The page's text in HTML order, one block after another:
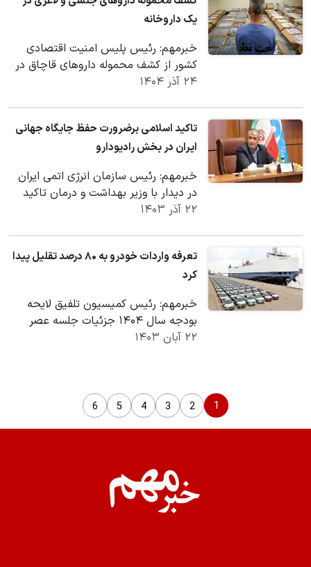
یک داروخانه
خبرمهم: رئیس پلیس امنیت اقتصادی
کشور از کشف محموله داروهای قاچاق در
یک داروخانه و دستگیری یک نفر در این
۲۴ آذر ۱۴۰۴
تاکید اسلامی برضرورت حفظ جایگاه جهانی
ایران در بخش رادیودارو
خبرمهم: رئیس سازمان انرژی اتمی ایران
در دیدار با وزیر بهداشت و درمان تاکید
کرد: در بخش رادیوداروها باید جایگاه خود
۲۲ آذر ۱۴۰۳
تعرفه واردات خودرو به ۸۰ درصد تقلیل پیدا
کرد
خبرمهم: رئیس کمیسیون تلفیق لایحه
بودجه سال ۱۴۰۴ جزئیات جلسه عصر
امروز این کمیسیون را تشریح کرد.
۲۲ آبان ۱۴۰۳
1
2
3
4
5
6